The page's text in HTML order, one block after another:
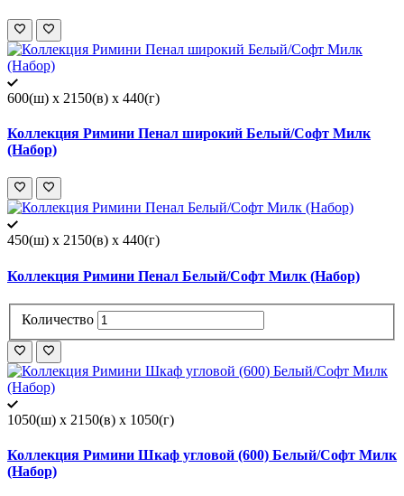
600(ш) x 2150(в) x 440(г)
Коллекция Римини Пенал широкий Белый/Софт Милк
(Набор)
450(ш) x 2150(в) x 440(г)
Коллекция Римини Пенал Белый/Софт Милк (Набор)
Количество
1050(ш) x 2150(в) x 1050(г)
Коллекция Римини Шкаф угловой (600) Белый/Софт Милк
(Набор)